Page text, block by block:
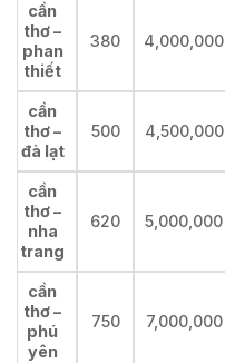
cần
thơ –
phan
thiết
380 4,000,000
cần
thơ –
đà lạt
500 4,500,000
cần
thơ –
nha
trang
620 5,000,000
cần
thơ –
phú
yên
750 7,000,000